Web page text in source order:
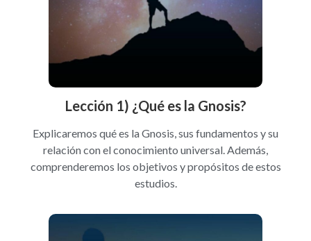
Lección 1) ¿Qué es la Gnosis?
Explicaremos qué es la Gnosis, sus fundamentos y su
relación con el conocimiento universal. Además,
comprenderemos los objetivos y propósitos de estos
estudios.